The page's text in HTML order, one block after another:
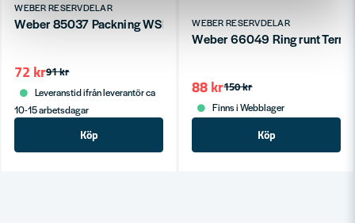
WEBER RESERVDELAR
Weber 85037 Packning WSM
91 kr
72 kr
Leveranstid ifrån leverantör ca
10-15 arbetsdagar
Köp
WEBER RESERVDELAR
Weber 66049 Ring runt
150 kr
88 kr
Finns i Webblager
Köp